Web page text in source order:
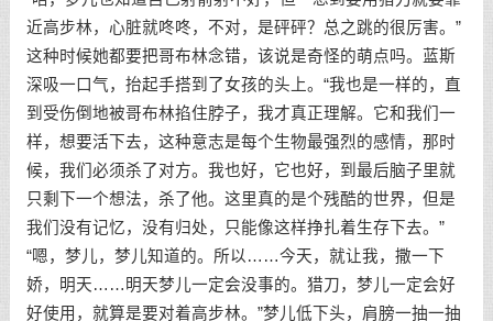
近高步林，心脏就咚咚，不对，是砰砰？总之跳的很厉害。”
这种时候她都要把哥布林念错，该说是奇怪的萌点吗。蓝斯
深吸一口气，抬起手搭到了女孩的头上。“我也是一样的，直
到受伤倒地被哥布林掐住脖子，我才真正理解。它和我们一
样，想要活下去，这种意志是每个生物最强烈的感情，那时
候，我们必须杀了对方。我也好，它也好，到最后脑子里就
只剩下一个想法，杀了他。这里真的是个残酷的世界，但是
我们没有记忆，没有归处，只能像这样挣扎着生存下去。”
“嗯，梦儿，梦儿知道的。所以……今天，就让我，撒一下
娇，明天……明天梦儿一定会没事的。猎刀，梦儿一定会好
好使用，就算是要对着高步林。”梦儿低下头，肩膀一抽一抽